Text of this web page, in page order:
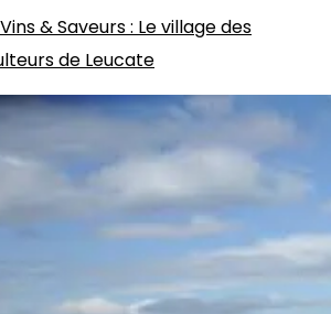
Vins & Saveurs: Le village des
de Leucate